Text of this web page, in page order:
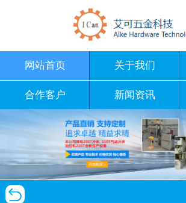
网站首页 关于我们
合作客户 新闻资讯